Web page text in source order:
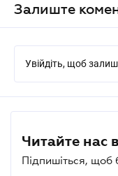
Залиште
Увійдіть, щоб
Читайте нас
Підпишіться, щоб